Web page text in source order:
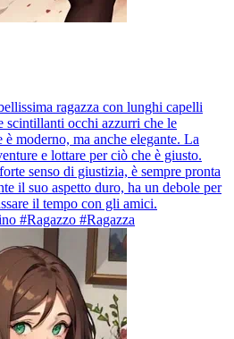
ragazza con lunghi capelli
scintillanti occhi azzurri che le
moderno, ma anche elegante. La
e lottare per ciò che è giusto.
senso di giustizia, è sempre pronta
il suo aspetto duro, ha un debole per
il tempo con gli amici.
#Ragazzo #Ragazza